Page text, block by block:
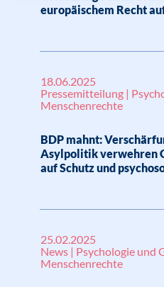
europäischem Recht
18.06.2025
Pressemitteilung |
Menschenrechte
BDP mahnt:
Asylpolitik verwehren
auf Schutz und
25.02.2025
News | Psychologie und
Menschenrechte